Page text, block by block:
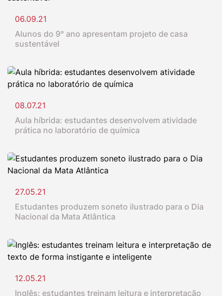
06.09.21
Alunos do 9° ano apresentam projeto de casa
sustentável
08.07.21
Aula híbrida: estudantes desenvolvem atividade
prática no laboratório de química
27.05.21
Estudantes produzem soneto ilustrado para o Dia
Nacional da Mata Atlântica
12.05.21
Inglês: estudantes treinam leitura e interpretação